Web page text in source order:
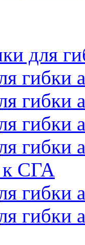
для
гибки
гибки
гибки
гибки
к СГА
гибки
гибки